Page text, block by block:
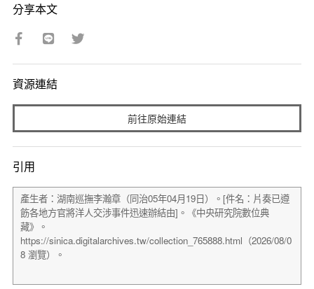
分享本文
資源連結
前往原始連結
引用